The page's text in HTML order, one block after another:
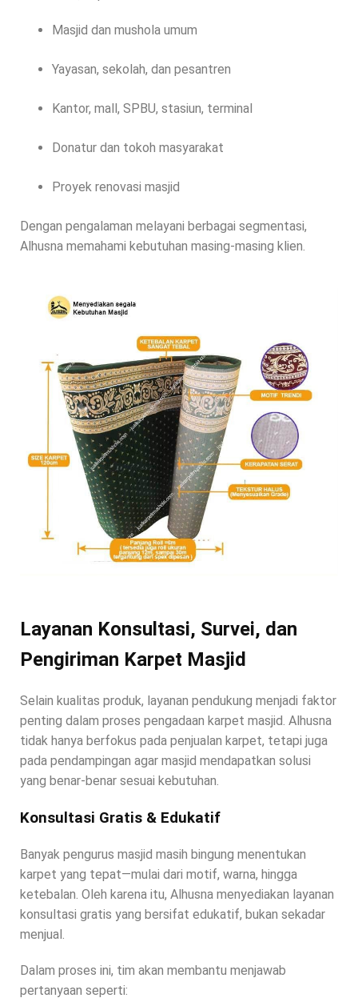
Masjid dan mushola umum
Yayasan, sekolah, dan pesantren
Kantor, mall, SPBU, stasiun, terminal
Donatur dan tokoh masyarakat
Proyek renovasi masjid
Dengan pengalaman melayani berbagai segmentasi,
Alhusna memahami kebutuhan masing-masing klien.
Layanan Konsultasi, Survei, dan
Pengiriman Karpet Masjid
Selain kualitas produk, layanan pendukung menjadi faktor
penting dalam proses pengadaan karpet masjid. Alhusna
tidak hanya berfokus pada penjualan karpet, tetapi juga
pada pendampingan agar masjid mendapatkan solusi
yang benar-benar sesuai kebutuhan.
Konsultasi Gratis & Edukatif
Banyak pengurus masjid masih bingung menentukan
karpet yang tepat—mulai dari motif, warna, hingga
ketebalan. Oleh karena itu, Alhusna menyediakan layanan
konsultasi gratis yang bersifat edukatif, bukan sekadar
menjual.
Dalam proses ini, tim akan membantu menjawab
pertanyaan seperti: